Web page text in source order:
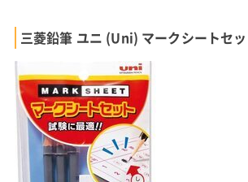
三菱鉛筆 ユニ (Uni) マークシートセ